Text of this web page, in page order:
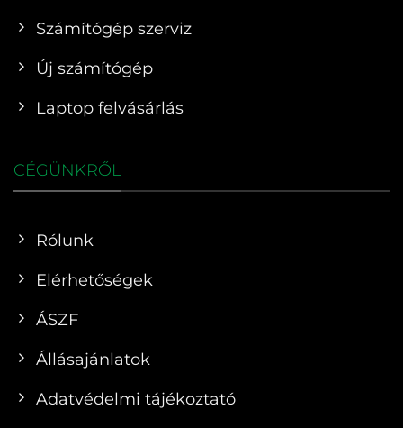
Számítógép szerviz
Új számítógép
Laptop felvásárlás
CÉGÜNKRŐL
Rólunk
Elérhetőségek
ÁSZF
Állásajánlatok
Adatvédelmi tájékoztató